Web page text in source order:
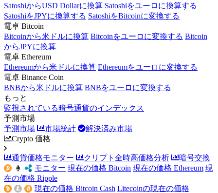
SatoshiからUSD Dollarに換算 Satoshiをユーロに換算する
SatoshiをJPYに換算する SatoshiをBitcoinに変換する
電卓 Bitcoin
Bitcoinから米ドルに換算 Bitcoinをユーロに変換する Bitcoin
からJPYに換算
電卓 Ethereum
Ethereumから米ドルに換算 Ethereumをユーロに変換する
電卓 Binance Coin
BNBから米ドルに換算 BNBをユーロに変換する
もっと
監視されている暗号通貨のインデックス
予測市場
予測市場
市場統計
解決済み市場
Crypto 価格
通貨価格モニター クリプト全時高価格分析
暗号交換
モニター 現在の価格 Bitcoin 現在の価格 Ethereum 現
在の価格 Ripple
現在の価格 Bitcoin Cash Litecoinの現在の価格